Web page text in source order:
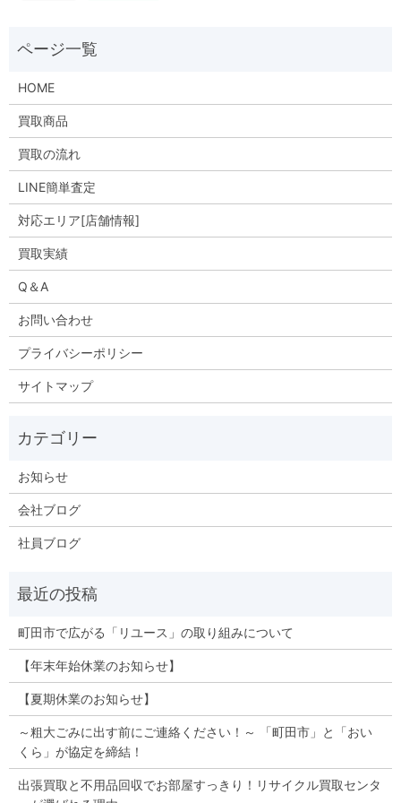
HOME
買取商品
買取の流れ
LINE簡単査定
対応エリア[店舗情報]
買取実績
Q＆A
お問い合わせ
プライバシーポリシー
サイトマップ
お知らせ
会社ブログ
社員ブログ
町田市で広がる「リユース」の取り組みについて
【年末年始休業のお知らせ】
【夏期休業のお知らせ】
～粗大ごみに出す前にご連絡ください！～ 「町田市」と「おい
くら」が協定を締結！
出張買取と不用品回収でお部屋すっきり！リサイクル買取センタ